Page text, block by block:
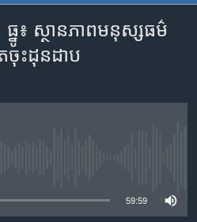
Music
នូ៖ ស្ថានភាព​មនុស្សធម៌​
ចុះ​ដុនដាប
59:59